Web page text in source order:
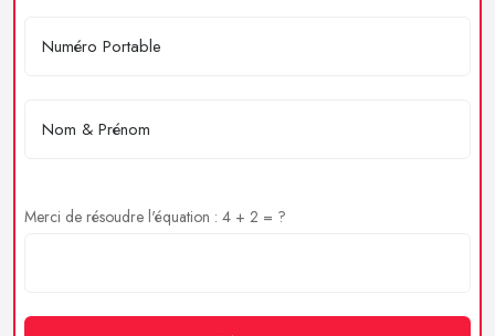
Merci de résoudre l'équation : 4 + 2 = ?